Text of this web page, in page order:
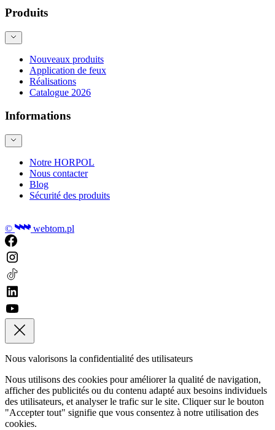
Produits
Nouveaux produits
Application de feux
Réalisations
Catalogue 2026
Informations
Notre HORPOL
Nous contacter
Blog
Sécurité des produits
© webtom.pl
Nous valorisons la confidentialité des utilisateurs
Nous utilisons des cookies pour améliorer la qualité de navigation,
afficher des publicités ou du contenu adapté aux besoins individuels
des utilisateurs, et analyser le trafic sur le site. Cliquer sur le bouton
"Accepter tout" signifie que vous consentez à notre utilisation des
cookies.